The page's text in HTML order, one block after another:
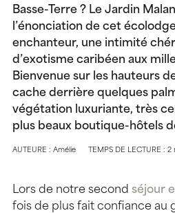
Basse-Terre ? Le Jardin
l’énonciation de cet
enchanteur, une intimité
d’exotisme caribéen aux
Bienvenue sur les hauteurs
cache derrière quelques
végétation luxuriante, très
plus beaux boutique-hôtels
AUTEURE : Amélie TEMPS DE LECTURE :
Lors de notre second séjour
fois de plus fait confiance au